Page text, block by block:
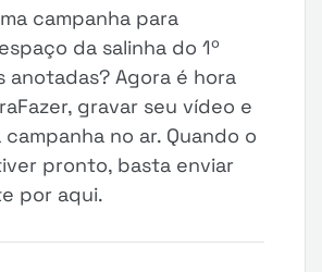
campanha para
da salinha do 1º
anotadas? Agora é hora
gravar seu vídeo e
no ar. Quando o
pronto, basta enviar
por aqui.